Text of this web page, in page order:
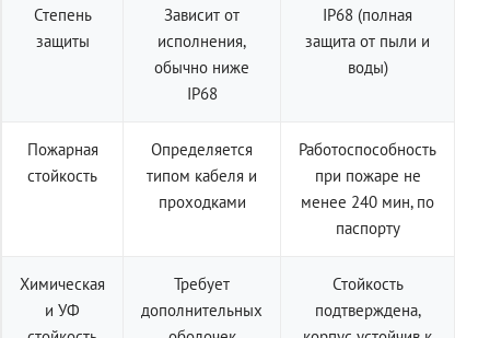
Степень
защиты
Зависит от
исполнения,
обычно ниже
IP68
IP68 (полная
защита от пыли и
воды)
Пожарная
стойкость
Определяется
типом кабеля и
проходками
Работоспособность
при пожаре не
менее 240 мин, по
паспорту
Химическая
и УФ
Требует
дополнительных
Стойкость
подтверждена,